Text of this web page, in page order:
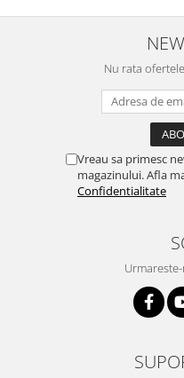
Nu rata
Vreau sa primesc
magazinului. Afla
Confidentialitate